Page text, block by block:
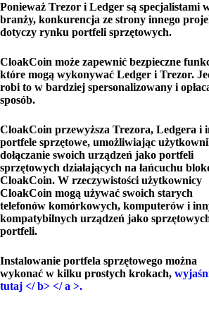
Ponieważ Trezor i Ledger są specjalistami
branży, konkurencja ze strony innego
dotyczy rynku portfeli sprzętowych.
CloakCoin może zapewnić bezpieczne
które mogą wykonywać Ledger i Trezor.
robi to w bardziej spersonalizowany i
sposób.
CloakCoin przewyższa Trezora, Ledgera i
portfele sprzętowe, umożliwiając
dołączanie swoich urządzeń jako portfeli
sprzętowych działających na łańcuchu
CloakCoin. W rzeczywistości użytkownicy
CloakCoin mogą używać swoich starych
telefonów komórkowych, komputerów i
kompatybilnych urządzeń jako
portfeli.
Instalowanie portfela sprzętowego można
wykonać w kilku prostych krokach,
tutaj </ b> </ a >.